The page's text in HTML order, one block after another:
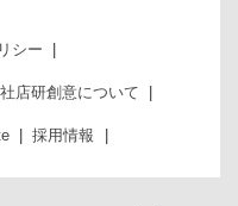
シー
店研創意について
採用情報